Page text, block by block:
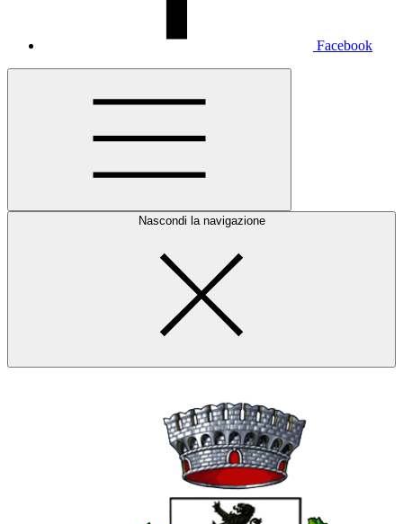
Facebook
Nascondi la navigazione